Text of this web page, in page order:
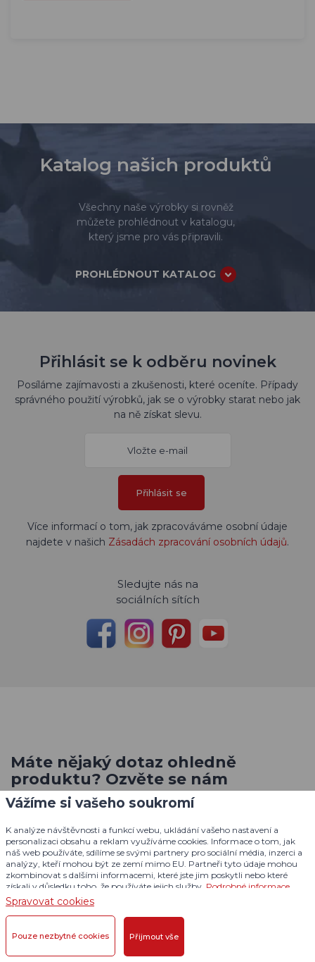
Katalog našich produktů
Všechny naše výrobky si rovněž
můžete prohlédnout v katalogu,
který jsme pro vás připravili.
PROHLÉDNOUT KATALOG
Přihlásit se k odběru novinek
Posíláme zajímavosti a zkušenosti, které oceníte. Případy
správného použití výrobků, jak se o výrobky starat nebo jak
na ně získat slevu.
Přihlásit se
Více informací o tom, jak zpracováváme osobní údaje
najdete v našich Zásadách zpracování osobních údajů.
Sledujte nás na
sociálních sítích
Máte nějaký dotaz ohledně
produktu? Ozvěte se nám
Technická podpora / Po-Pá: 8:00-16:00 hod
+420 730 830 393
podpora@dogtrace.com
Potřebujete radu? / Po-Pá: 7:00-15:00 hod
Vážíme si vašeho soukromí
K analýze návštěvnosti a funkcí webu, ukládání vašeho nastavení a
personalizaci obsahu a reklam využíváme cookies. Informace o tom, jak
náš web používáte, sdílíme se svými partnery pro sociální média, inzerci a
analýzy, kteří mohou být ze zemí mimo EU. Partneři tyto údaje mohou
zkombinovat s dalšími informacemi, které jste jim poskytli nebo které
získali v důsledku toho, že používáte jejich služby. Podrobné informace
Spravovat cookies
Pouze nezbytné cookies Přijmout vše